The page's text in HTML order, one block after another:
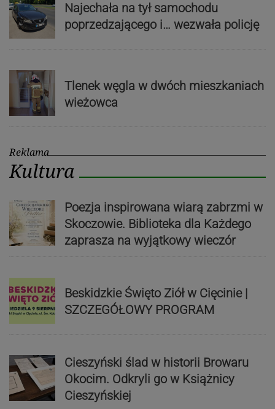
Najechała na tył samochodu
poprzedzającego i… wezwała policję
Tlenek węgla w dwóch mieszkaniach
wieżowca
Reklama
Kultura
Poezja inspirowana wiarą zabrzmi w
Skoczowie. Biblioteka dla Każdego
zaprasza na wyjątkowy wieczór
Beskidzkie Święto Ziół w Cięcinie |
SZCZEGÓŁOWY PROGRAM
Cieszyński ślad w historii Browaru
Okocim. Odkryli go w Książnicy
Cieszyńskiej